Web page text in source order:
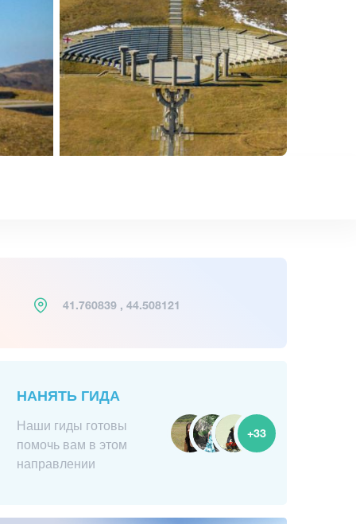
41.760839 , 44.508121
НАНЯТЬ ГИДА
Наши гиды готовы
помочь вам в этом
направлении
+33